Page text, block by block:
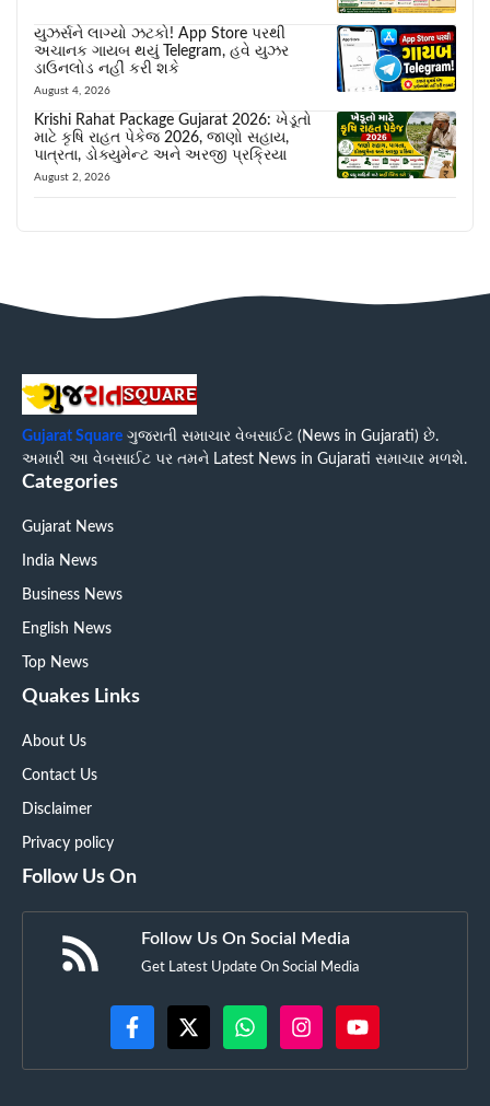
યુઝર્સને લાગ્યો ઝટકો! App Store પરથી
અચાનક ગાયબ થયું Telegram, હવે યુઝર
ડાઉનલોડ નહીં કરી શકે
August 4, 2026
Krishi Rahat Package Gujarat 2026: ખેડૂતો
માટે કૃષિ રાહત પેકેજ 2026, જાણો સહાય,
પાત્રતા, ડોક્યુમેન્ટ અને અરજી પ્રક્રિયા
August 2, 2026
Gujarat Square ગુજરાતી સમાચાર વેબસાઈટ (News in Gujarati) છે.
અમારી આ વેબસાઈટ પર તમને Latest News in Gujarati સમાચાર મળશે.
Categories
Gujarat News
India News
Business News
English News
Top News
Quakes Links
About Us
Contact Us
Disclaimer
Privacy policy
Follow Us On
Follow Us On Social Media
Get Latest Update On Social Media